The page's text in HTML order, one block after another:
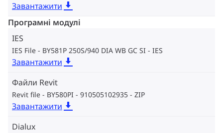
Завантажити
Програмні модулі
IES
IES File - BY581P 250S/940 DIA WB GC SI IES
Завантажити
Файли Revit
Revit file - BY580PI - 910505102935 ZIP
Завантажити
Dialux